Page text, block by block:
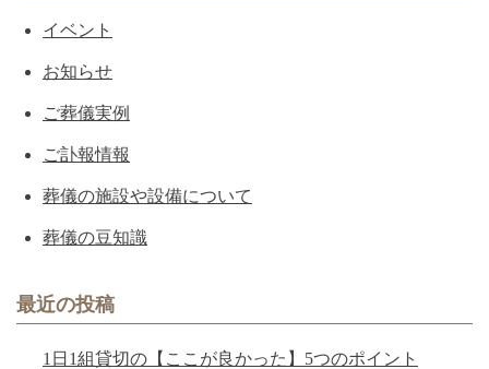
イベント
お知らせ
ご葬儀実例
ご訃報情報
葬儀の施設や設備について
葬儀の豆知識
最近の投稿
1日1組貸切の【ここが良かった】5つのポイント